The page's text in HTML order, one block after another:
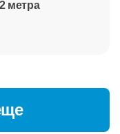
метра